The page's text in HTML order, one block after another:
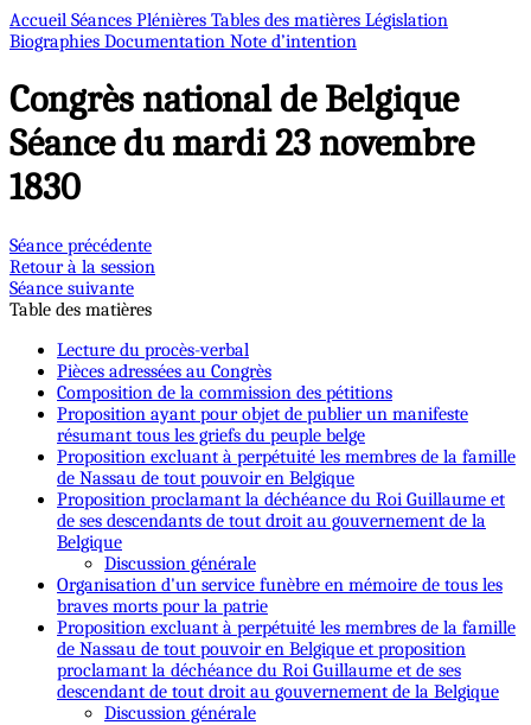
Accueil Séances Plénières Tables des matières Législation
Biographies Documentation Note d’intention
Congrès national de Belgique
Séance du mardi 23 novembre
1830
Séance précédente
Retour à la session
Séance suivante
Table des matières
Lecture du procès-verbal
Pièces adressées au Congrès
Composition de la commission des pétitions
Proposition ayant pour objet de publier un manifeste
résumant tous les griefs du peuple belge
Proposition excluant à perpétuité les membres de la famille
de Nassau de tout pouvoir en Belgique
Proposition proclamant la déchéance du Roi Guillaume et
de ses descendants de tout droit au gouvernement de la
Belgique
Discussion générale
Organisation d'un service funèbre en mémoire de tous les
braves morts pour la patrie
Proposition excluant à perpétuité les membres de la famille
de Nassau de tout pouvoir en Belgique et proposition
proclamant la déchéance du Roi Guillaume et de ses
descendant de tout droit au gouvernement de la Belgique
Discussion générale